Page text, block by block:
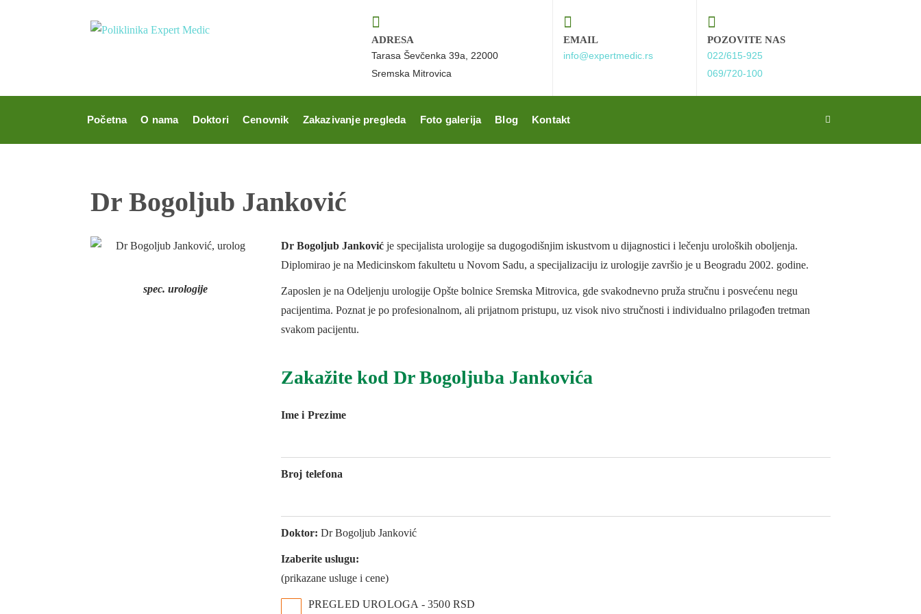
ADRESA
Tarasa Ševčenka 39a, 22000
Sremska Mitrovica
EMAIL
info@expertmedic.rs
POZOVITE NAS
022/615-925
069/720-100
Početna O nama Doktori Cenovnik Zakazivanje pregleda Foto galerija Blog Kontakt
Dr Bogoljub Janković
spec. urologije
Dr Bogoljub Jankovićje specijalista urologije sa dugogodišnjim iskustvom u dijagnostici i lečenju uroloških oboljenja.
Diplomirao je na Medicinskom fakultetu u Novom Sadu, a specijalizaciju iz urologije završio je u Beogradu 2002. godine.
Zaposlen je na Odeljenju urologije Opšte bolnice Sremska Mitrovica, gde svakodnevno pruža stručnu i posvećenu negu
pacijentima. Poznat je po profesionalnom, ali prijatnom pristupu, uz visok nivo stručnosti i individualno prilagođen tretman
svakom pacijentu.
Zakažite kod Dr Bogoljuba Jankovića
Ime i Prezime
Broj telefona
Doktor: Dr Bogoljub Janković
Izaberite uslugu:
(prikazane usluge i cene)
PREGLED UROLOGA - 3500 RSD